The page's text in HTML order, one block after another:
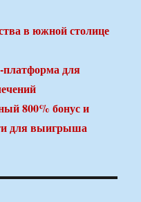
в южной столице
для
800% бонус и
для выигрыша